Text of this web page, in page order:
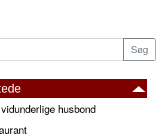
husbond